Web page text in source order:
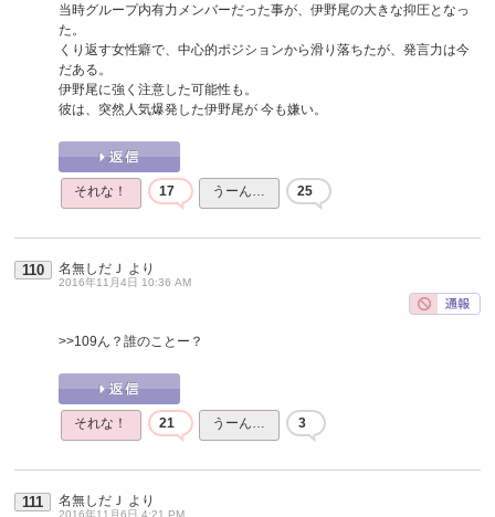
当時グループ内有力メンバーだった事が、伊野尾の大きな抑圧となっ
た。
くり返す女性癖で、中心的ポジションから滑り落ちたが、発言力は今
だある。
伊野尾に強く注意した可能性も。
彼は、突然人気爆発した伊野尾が 今も嫌い。
それな！ 17 うーん… 25
110 名無しだＪ より
2016年11月4日 10:36 AM
>>109ん？誰のことー？
それな！ 21 うーん… 3
111 名無しだＪ より
2016年11月6日 4:21 PM